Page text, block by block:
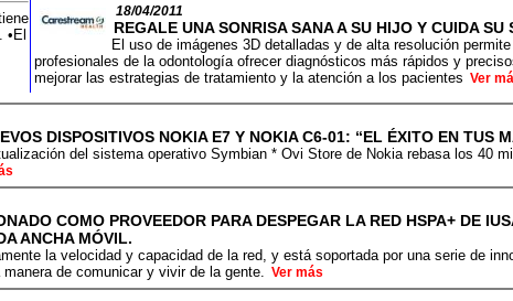
•El
18/04/2011
REGALE UNA SONRISA SANA A SU HIJO Y CUIDA SU
El uso de imágenes 3D detalladas y de alta resolución
profesionales de la odontología ofrecer diagnósticos más rápidos y
mejorar las estrategias de tratamiento y la atención a los pacientes Ver
DISPOSITIVOS NOKIA E7 Y NOKIA C6-01: “EL ÉXITO EN TUS
del sistema operativo Symbian * Ovi Store de Nokia rebasa los 40
COMO PROVEEDOR PARA DESPEGAR LA RED HSPA+ DE
ANCHA MÓVIL.
la velocidad y capacidad de la red, y está soportada por una serie de
de comunicar y vivir de la gente. Ver más